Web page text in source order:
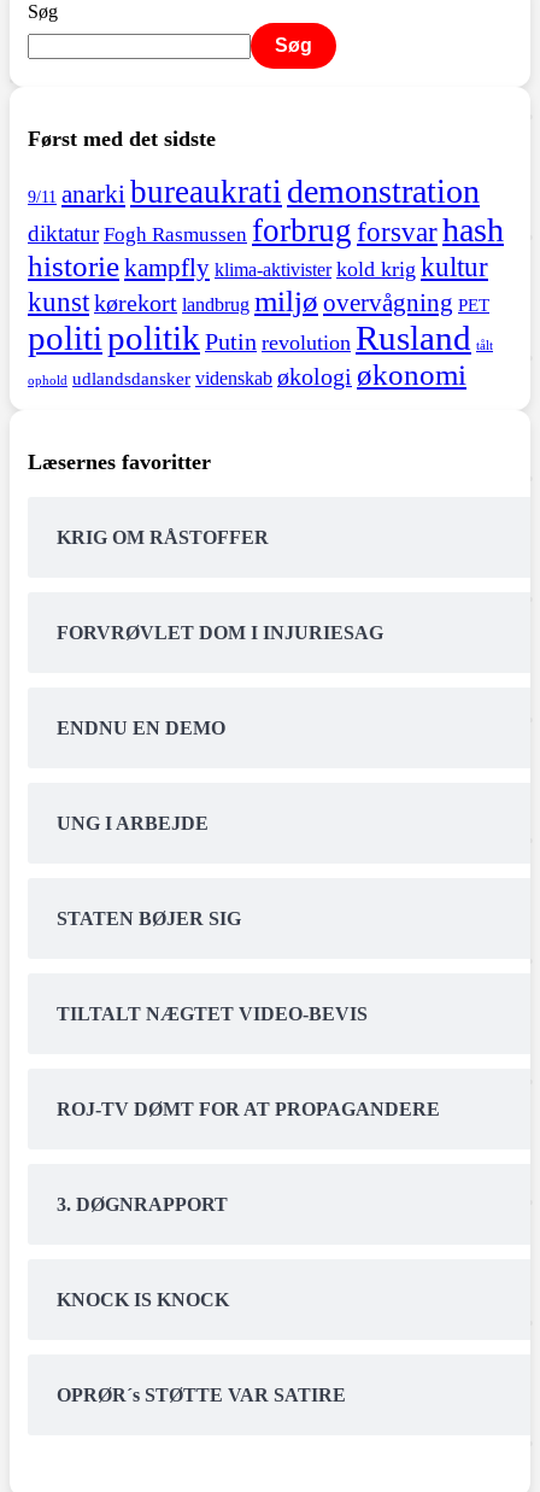
Søg
Søg
Først med det sidste
9/11 anarki bureaukrati demonstration
diktatur Fogh Rasmussen forbrugforsvarhash
historiekampfly klima-aktivister kold krig kultur
kunstkørekort landbrug miljø overvågning PET
politipolitik Putin revolution Rusland tålt
ophold udlandsdansker videnskab økologi økonomi
Læsernes favoritter
KRIG OM RÅSTOFFER
FORVRØVLET DOM I INJURIESAG
ENDNU EN DEMO
UNG I ARBEJDE
STATEN BØJER SIG
TILTALT NÆGTET VIDEO-BEVIS
ROJ-TV DØMT FOR AT PROPAGANDERE
3. DØGNRAPPORT
KNOCK IS KNOCK
OPRØR´s STØTTE VAR SATIRE